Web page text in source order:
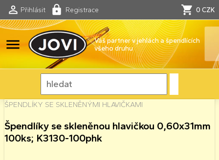
Přihlásit Registrace 0 CZK
menu
Váš partner v jehlách a špendlících
všeho druhu
ŠPENDLÍKY SE SKLENĚNÝMI HLAVIČKAMI
Špendlíky se skleněnou hlavičkou 0,60x31mm
100ks; K3130-100phk